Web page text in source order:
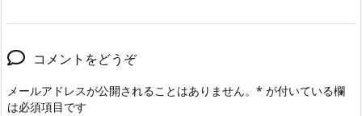
コメントをどうぞ
メールアドレスが公開されることはありません。 * が付いている欄
は必須項目です